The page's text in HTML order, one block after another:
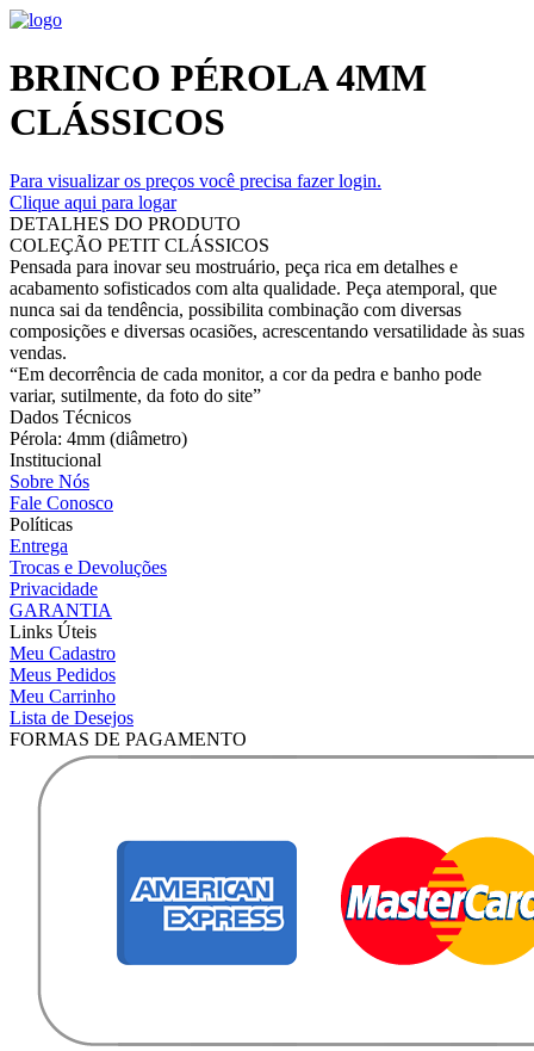
BRINCO PÉROLA 4MM
CLÁSSICOS
Para visualizar os preços você precisa fazer login.
Clique aqui para logar
DETALHES DO PRODUTO
COLEÇÃO PETIT CLÁSSICOS
Pensada para inovar seu mostruário, peça rica em detalhes e
acabamento sofisticados com alta qualidade. Peça atemporal, que
nunca sai da tendência, possibilita combinação com diversas
composições e diversas ocasiões, acrescentando versatilidade às suas
vendas.
“Em decorrência de cada monitor, a cor da pedra e banho pode
variar, sutilmente, da foto do site”
Dados Técnicos
Pérola: 4mm (diâmetro)
Institucional
Sobre Nós
Fale Conosco
Políticas
Entrega
Trocas e Devoluções
Privacidade
GARANTIA
Links Úteis
Meu Cadastro
Meus Pedidos
Meu Carrinho
Lista de Desejos
FORMAS DE PAGAMENTO